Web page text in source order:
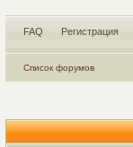
FAQ Регистрация
Список форумов